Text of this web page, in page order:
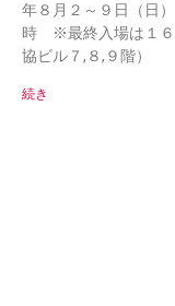
年８月２～９日（日
時 ※最終入場は１
協ビル７,８,９階
続き